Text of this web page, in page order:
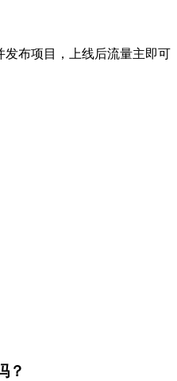
布项目，上线后流量主即可
？